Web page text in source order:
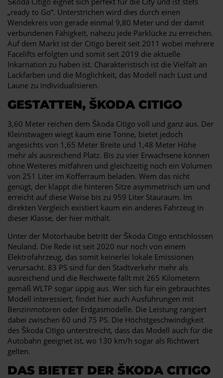
„ready to Go“. Unterstrichen wird dies durch einen
Wendekreis von gerade einmal 9,80 Meter und der damit
verbundenen Fähigkeit, nahezu jede Parklücke zu erreichen.
Auf dem Markt ist der Citigo bereit seit 2011 wobei mehrere
Facelifts erfolgten und somit seit 2019 die aktuelle
Inkarnation zu haben ist. Charakteristisch ist die Vielfalt an
Lackfarben und die Möglichkeit, das Modell nach Lust und
Laune zu individualisieren.
GESTATTEN, ŠKODA CITIGO
3,60 Meter reichen dem Škoda Citigo voll und ganz aus. Der
Kleinstwagen wiegt kaum eine Tonne, bietet jedoch
angesichts von 1,65 Meter Breite und 1,48 Meter Höhe
mehr als ausreichend Platz. Bis zu vier Erwachsene können
ohne Weiteres mitfahren und gleichzeitig noch ein Volumen
von 251 Liter im Kofferraum beladen. Wem das nicht
genügt, der klappt die hinteren Sitze asymmetrisch um und
erreicht auf diese Weise bis zu 959 Liter Stauraum. Im
direkten Vergleich existiert kaum ein anderes Fahrzeug in
dieser Klasse, der hier mithält.
Unter der Motorhaube betritt der Škoda Citigo entschlossen
Neuland. Die Rede ist seit 2020 nur noch von einem
Elektrofahrzeug, das somit keinerlei lokale Emissionen
verursacht. 83 PS sind für den Stadtverkehr mehr als
ausreichend und die Reichweite fällt mit 265 Kilometern
gemäß WLTP sogar üppig aus. Wer sich für ein gebrauchtes
Modell interessiert, findet hier auch Ausführungen mit
Benzinmotoren oder Erdgasmodelle. Die Leistung rangiert
dabei zwischen 60 und 75 PS. Die Höchstgeschwindigkeit
des Škoda Citigo unterstreicht, dass das Modell auch für die
Autobahn geeignet ist, wo 130 km/h sogar als Richtwert
gelten.
DAS BIETET DER ŠKODA CITIGO